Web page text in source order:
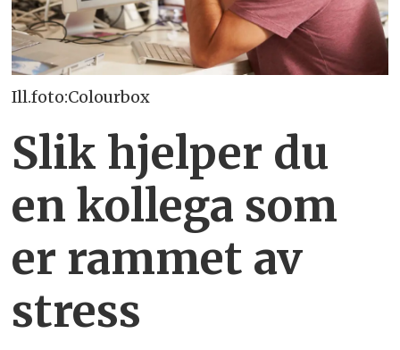
Ill.foto:Colourbox
Slik hjelper du
en kollega som
er rammet av
stress